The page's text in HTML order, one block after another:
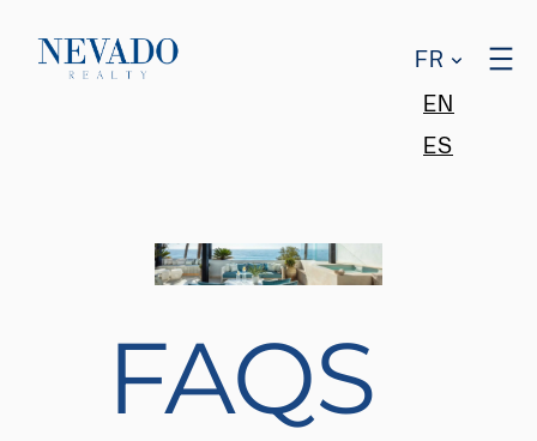
FR
EN
ES
FAQS